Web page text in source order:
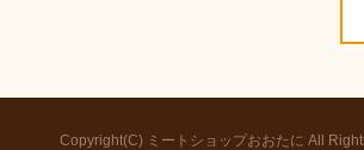
Copyright(C) ミートショップおおたに All